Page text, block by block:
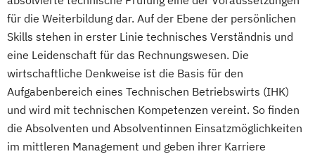
für die Weiterbildung dar. Auf der Ebene der persönlichen
Skills stehen in erster Linie technisches Verständnis und
eine Leidenschaft für das Rechnungswesen. Die
wirtschaftliche Denkweise ist die Basis für den
Aufgabenbereich eines Technischen Betriebswirts (IHK)
und wird mit technischen Kompetenzen vereint. So finden
die Absolventen und Absolventinnen Einsatzmöglichkeiten
im mittleren Management und geben ihrer Karriere